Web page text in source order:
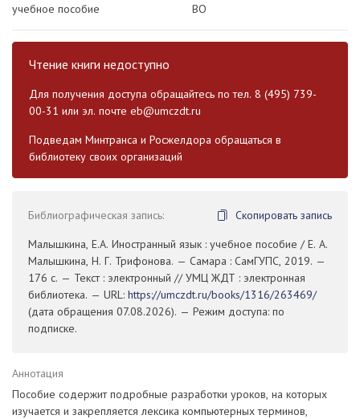
учебное пособие
ВО
Чтение книги недоступно
Для получения доступа обращайтесь по тел. 8 (495) 739-
00-31 или эл. почте eb@umczdt.ru
Подведам Минтранса и Росжелдора обращаться в
библиотеку своих организаций
Библиографическая запись:
Скопировать запись
Малышкина, Е.А. Иностранный язык : учебное пособие / Е. А.
Малышкина, Н. Г. Трифонова. — Самара : СамГУПС, 2019. —
176 с. — Текст : электронный // УМЦ ЖДТ : электронная
библиотека. — URL: https://umczdt.ru/books/1316/263469/
(дата обращения 07.08.2026). — Режим доступа: по
подписке.
Аннотация
Пособие содержит подробные разработки уроков, на которых
изучается и закрепляется лексика компьютерных терминов,